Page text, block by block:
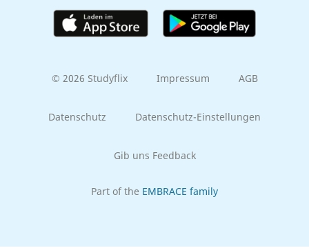
© 2026 Studyflix Impressum AGB
Datenschutz Datenschutz-Einstellungen
Gib uns Feedback
Part of the EMBRACE family